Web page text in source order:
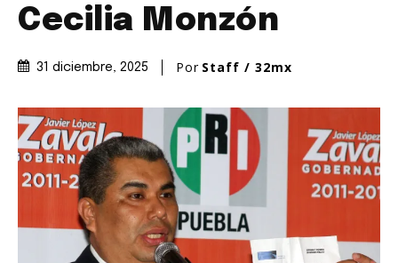
Cecilia Monzón
31 diciembre, 2025 Por Staff / 32mx